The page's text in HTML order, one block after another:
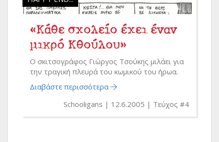
«Κάθε σχολείο έχει έναν
μικρό Κθούλου»
Ο σκιτσογράφος Γιώργος Τσούκης μιλάει για
την τραγική πλευρά του κωμικού του ήρωα.
Διαβάστε περισσότερα
Schooligans
12.6.2005 Τεύχος #4